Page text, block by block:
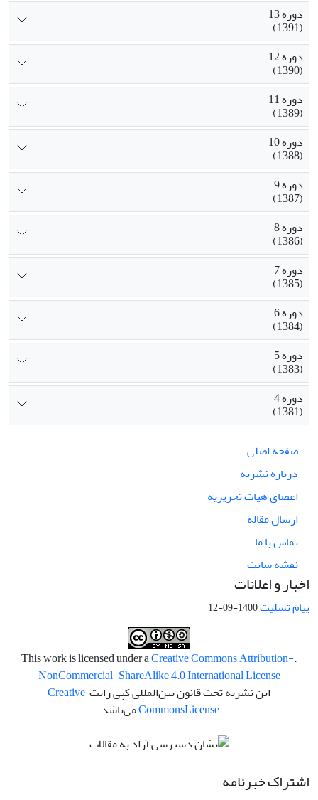
دوره 13
(1391)
دوره 12
(1390)
دوره 11
(1389)
دوره 10
(1388)
دوره 9
(1387)
دوره 8
(1386)
دوره 7
(1385)
دوره 6
(1384)
دوره 5
(1383)
دوره 4
(1381)
صفحه اصلی
درباره نشریه
اعضای هیات تحریریه
ارسال مقاله
تماس با ما
نقشه سایت
اخبار و اعلانات
پیام تسلیت1400-09-12
.This work is licensed under a
Creative Commons Attribution-
NonCommercial-ShareAlike 4.0 International License
این نشریه تحت قانون بین‌المللی کپی رایت Creative
CommonsLicense می‌باشد.
اشتراک خبرنامه